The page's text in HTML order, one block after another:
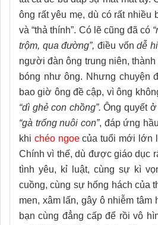
ông rất yêu mẹ, dù có rất nhiều
và “thả thính”. Có lẽ cũng đã có
trộm, qua đường”, điều vốndễ
người đàn ông trung niên,
bóng như ông. Nhưng chuyện
bao giờ ông đề cập, vì ông
“dì ghẻ con chồng”. Ông quyết
“gà trống nuôi con”, đáp ứng
khi chéo ngoecủa tuổi mới lớn
Chính vì thế, dù được giáo dục
tình yêu, kỉ luật, cùng sự kì
cuồng, cùng sự hống hách của
men, xâm lấn, gây ô nhiễm tâm
bạn cùng đẳng cấp để rồi vô